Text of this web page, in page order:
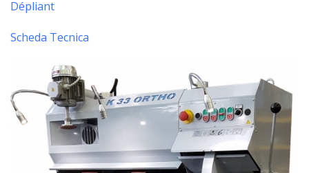
Dépliant
Scheda Tecnica